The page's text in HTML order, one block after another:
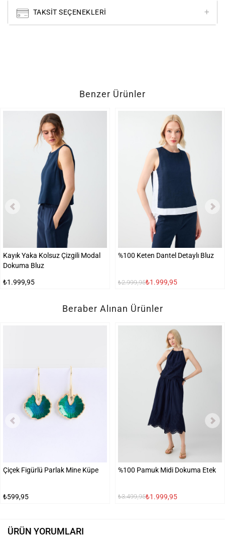
TAKSIT SEÇENEKLERI
Benzer Ürünler
Kayık Yaka Kolsuz Çizgili Modal
Dokuma Bluz
₺1.999,95
%100 Keten Dantel Detaylı Bluz
₺2.999,95₺1.999,95
Beraber Alınan Ürünler
Çiçek Figürlü Parlak Mine Küpe
₺599,95
%100 Pamuk Midi Dokuma Etek
₺3.499,95₺1.999,95
ÜRÜN YORUMLARI